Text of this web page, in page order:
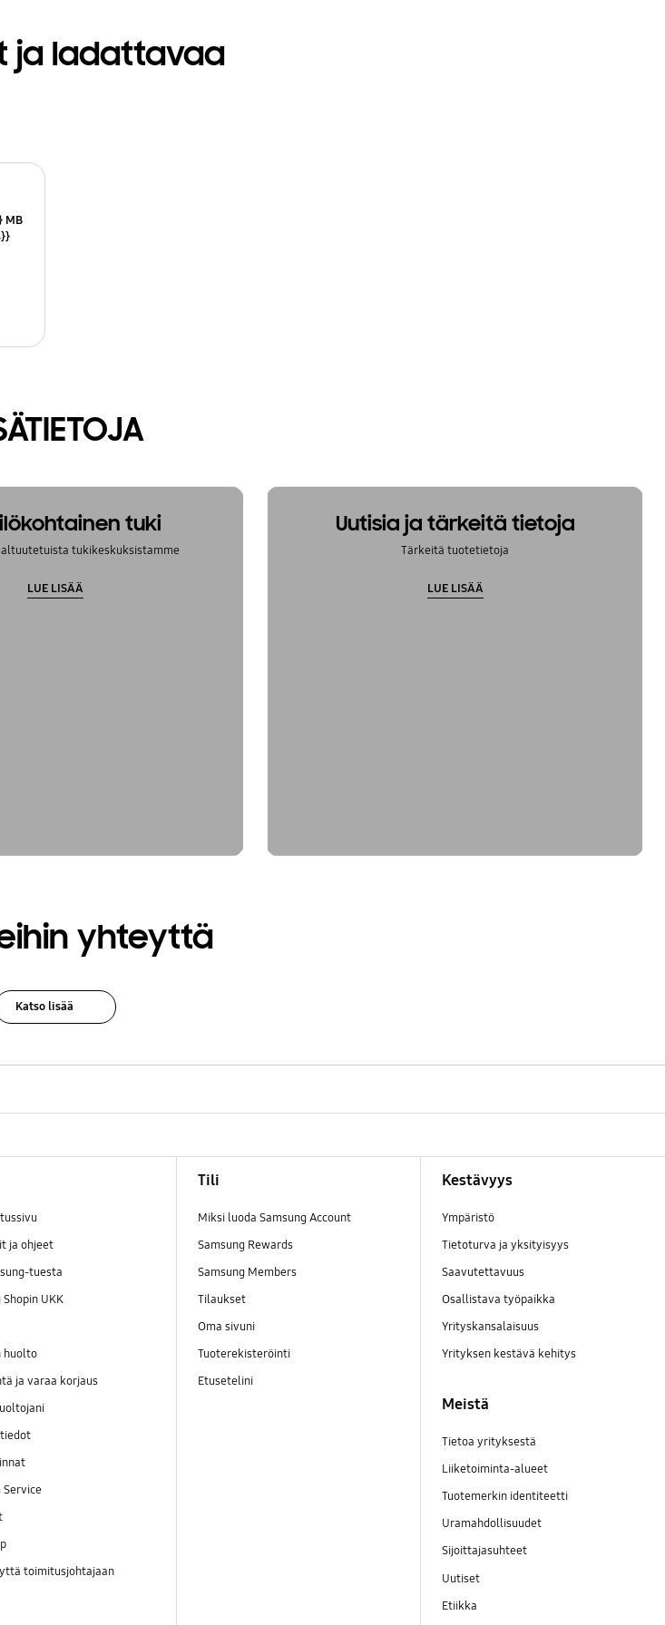
ja ladattavaa
MB
tuki
tukikeskuksistamme
LUE LISÄÄ
Uutisia ja tärkeitä tietoja
Tärkeitä tuotetietoja
LUE LISÄÄ
yhteyttä
Katso lisää
ja ohjeet
tuesta
Shopin UKK
huolto
ja varaa korjaus
Service
toimitusjohtajaan
Tili
Miksi luoda Samsung Account
Samsung Rewards
Samsung Members
Tilaukset
Oma sivuni
Tuoterekisteröinti
Etusetelini
Kestävyys
Ympäristö
Tietoturva ja yksityisyys
Saavutettavuus
Osallistava työpaikka
Yrityskansalaisuus
Yrityksen kestävä kehitys
Meistä
Tietoa yrityksestä
Liiketoiminta-alueet
Tuotemerkin identiteetti
Uramahdollisuudet
Sijoittajasuhteet
Uutiset
Etiikka